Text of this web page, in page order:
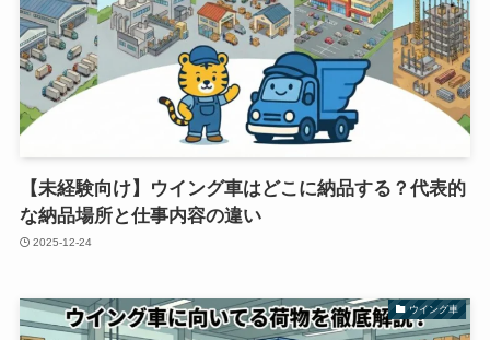
【未経験向け】ウイング車はどこに納品する？代表的
な納品場所と仕事内容の違い
2025-12-24
ウイング車